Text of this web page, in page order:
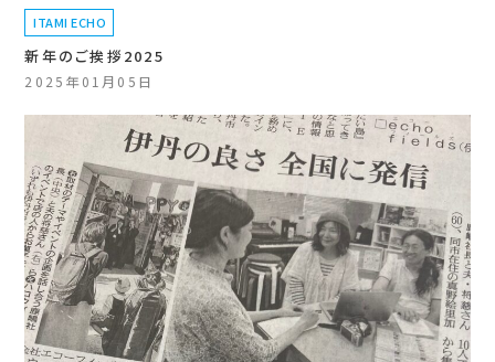
ITAMI ECHO
新年のご挨拶2025
2025年01月05日